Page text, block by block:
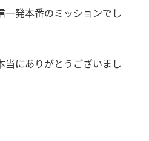
一発本番のミッションでし
当にありがとうございまし